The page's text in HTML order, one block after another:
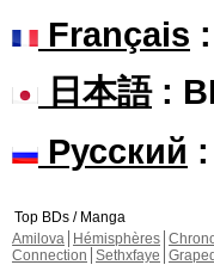
Français
日本語:
Русский
Top BDs / Manga
Amilova
Hémisphères
Connection Sethxfaye Graped